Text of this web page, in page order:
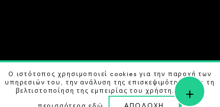
COPYRIGHT © 2026 αθηΝΕΑ, ALL RIGHTS RESERVED.
DESIGN BY G DESIGN STUDIO. DEVELOPED BYB LABS
Ο ιστότοπος χρησιμοποιεί cookies για την παροχή των
υπηρεσιών του, την ανάλυση της επισκεψιμότητας και τη
βελτιστοποίηση της εμπειρίας του χρήστη. Μάθετε
περισσότεραεδώ ΑΠΟΔΟΧΗ
+